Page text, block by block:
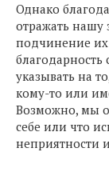
Однако
отражать нашу
подчинение их
благодарность
указывать на
кому-то или
Возможно, мы
себе или что
неприятности